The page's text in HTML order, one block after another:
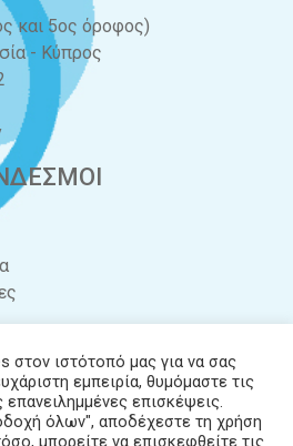
και 5ος όροφος)
- Κύπρος
στον ιστότοπό μας για να σας
εμπειρία, θυμόμαστε τις
επανειλημμένες επισκέψεις.
όλων", αποδέχεστε τη χρήση
μπορείτε να επισκεφθείτε τις